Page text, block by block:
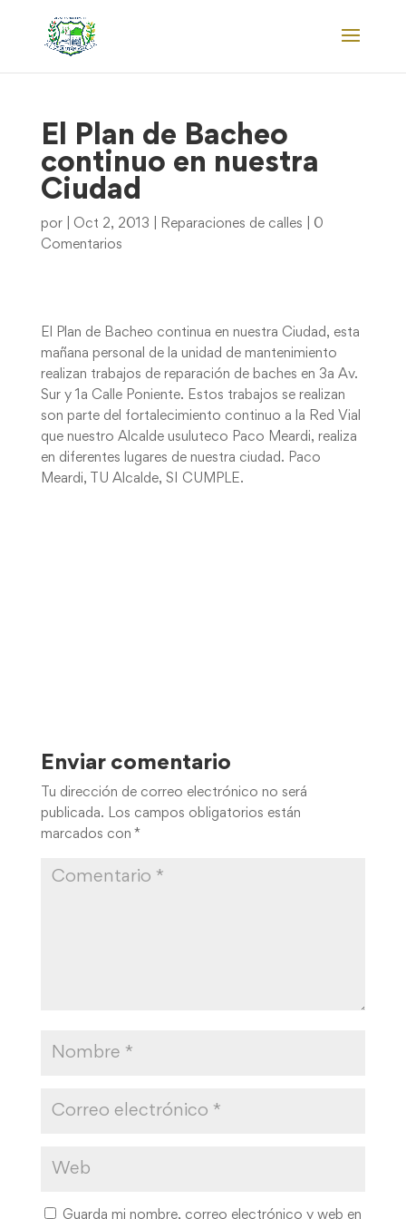
El Plan de Bacheo
continuo en nuestra
Ciudad
por Oct 2, 2013 Reparaciones de calles
0
Comentarios
El Plan de Bacheo continua en nuestra Ciudad, esta
mañana personal de la unidad de mantenimiento
realizan trabajos de reparación de baches en 3a Av.
Sur y 1a Calle Poniente. Estos trabajos se realizan
son parte del fortalecimiento continuo a la Red Vial
que nuestro Alcalde usuluteco Paco Meardi, realiza
en diferentes lugares de nuestra ciudad. Paco
Meardi, TU Alcalde, SI CUMPLE.
Enviar comentario
Tu dirección de correo electrónico no será
publicada. Los campos obligatorios están
marcados con *
Guarda mi nombre, correo electrónico y web en